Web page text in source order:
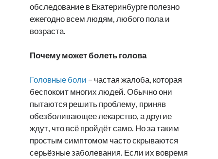
обследование в Екатеринбурге полезно
ежегодно всем людям, любого пола и
возраста.
Почему может болеть голова
Головные боли – частая жалоба, которая
беспокоит многих людей. Обычно они
пытаются решить проблему, приняв
обезболивающее лекарство, а другие
ждут, что всё пройдёт само. Но за таким
простым симптомом часто скрываются
серьёзные заболевания. Если их вовремя